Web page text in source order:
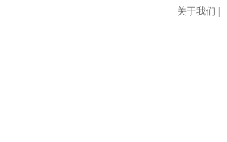
关于我们